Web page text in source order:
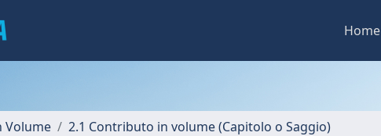
Home
Volume 2.1 Contributo in volume (Capitolo o Saggio)